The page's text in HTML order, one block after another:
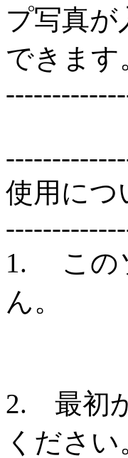
プ写真が
できます
使用につ
1. この
ん。
2. 最初
くださ